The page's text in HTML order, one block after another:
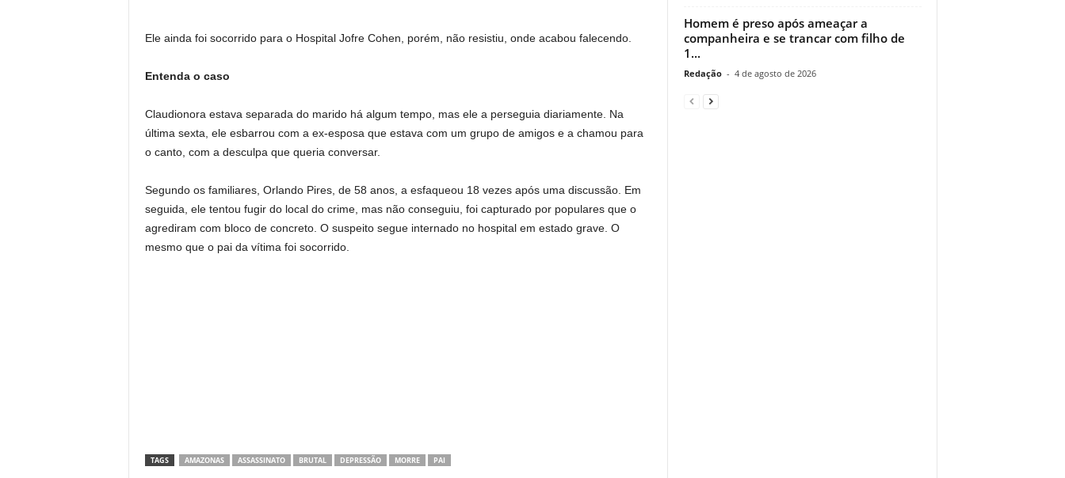
Ele ainda foi socorrido para o Hospital Jofre Cohen, porém, não resistiu, onde acabou falecendo.
Entenda o caso
Claudionora estava separada do marido há algum tempo, mas ele a perseguia diariamente. Na
última sexta, ele esbarrou com a ex-esposa que estava com um grupo de amigos e a chamou para
o canto, com a desculpa que queria conversar.
Segundo os familiares, Orlando Pires, de 58 anos, a esfaqueou 18 vezes após uma discussão. Em
seguida, ele tentou fugir do local do crime, mas não conseguiu, foi capturado por populares que o
agrediram com bloco de concreto. O suspeito segue internado no hospital em estado grave. O
mesmo que o pai da vítima foi socorrido.
TAGS AMAZONAS ASSASSINATO BRUTAL DEPRESSÃO MORRE PAI
Homem é preso após ameaçar a
companheira e se trancar com filho de
1...
Redação - 4 de agosto de 2026